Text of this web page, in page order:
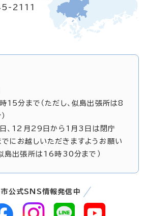
2111
分まで（ただし、似島出張所は8
日、12月29日から1月3日は閉庁
にお越しいただきますようお願い
似島出張所は16時30分まで）
市公式SNS情報発信中